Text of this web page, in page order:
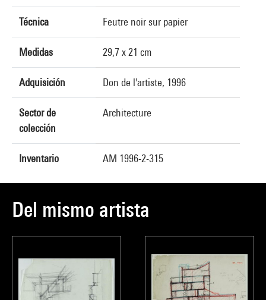
Técnica Feutre noir sur papier
Medidas 29,7 x 21 cm
Adquisición Don de l'artiste, 1996
Sector de
colección
Architecture
Inventario AM 1996-2-315
Del mismo artista